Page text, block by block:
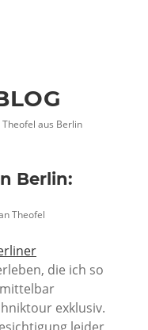
xing
Theofel aus Berlin
Berlin:
Theofel
die ich so
exklusiv.